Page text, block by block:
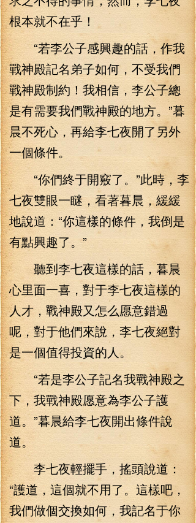
根本就不在乎！
“若李公子感興趣的話，作我
戰神殿記名弟子如何，不受我們
戰神殿制約！我相信，李公子總
是有需要我們戰神殿的地方。”暮
晨不死心，再給李七夜開了另外
一個條件。
“你們終于開竅了。”此時，李
七夜雙眼一瞇，看著暮晨，緩緩
地說道：“你這樣的條件，我倒是
有點興趣了。”
聽到李七夜這樣的話，暮晨
心里面一喜，對于李七夜這樣的
人才，戰神殿又怎么愿意錯過
呢，對于他們來說，李七夜絕對
是一個值得投資的人。
“若是李公子記名我戰神殿之
下，我戰神殿愿意為李公子護
道。”暮晨給李七夜開出條件說
道。
李七夜輕擺手，搖頭說道：
“護道，這個就不用了。這樣吧，
我們做個交換如何，我記名于你